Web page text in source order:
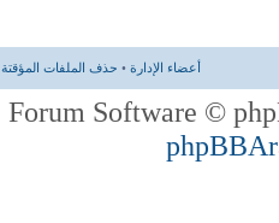
أعضاء الإدارة • حذف الملفات المؤقتة